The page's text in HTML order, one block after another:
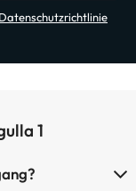
Datenschutzrichtlinie
1